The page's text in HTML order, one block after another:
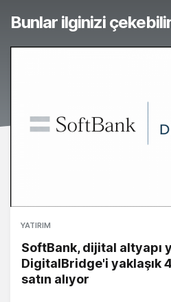
Bunlar ilginizi
YATIRIM
SoftBank, dijital altyapı
DigitalBridge'i yaklaşık
satın alıyor